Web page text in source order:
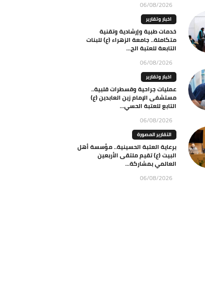
06/08/2026
اخبار وتقارير
خدمات طبية وإرشادية وتقنية
متكاملة.. جامعة الزهراء (ع) للبنات
التابعة للعتبة الح...
06/08/2026
اخبار وتقارير
عمليات جراحية وقسطرات قلبية..
مستشفى الإمام زين العابدين (ع)
التابع للعتبة الحسي...
06/08/2026
التقارير المصورة
برعاية العتبة الحسينية.. مؤسسة أهل
البيت (ع) تقيم ملتقى الأربعين
العالمي بمشاركة...
06/08/2026